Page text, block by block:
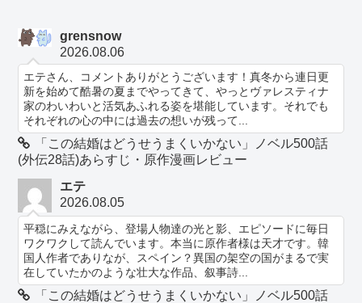
grensnow
2026.08.06
エテさん、コメントありがとうございます！真冬から連日更
新を始めて酷暑の夏までやってきて、やっとヴァレスティナ
家のわいわいと活気あふれる姿を堪能しています。それでも
それぞれの心の中には過去の想いが残って...
「この結婚はどうせうまくいかない」ノベル500話
(外伝28話)あらすじ・原作漫画レビュー
エテ
2026.08.05
平穏にみえながら、登場人物達の光と影、エピソードに毎日
ワクワクして読んでいます。本当に原作者様は天才です。韓
国人作者でありなが、スペイン？異国の架空の国がまるで実
在していたかのような壮大な作品、叙事詩...
「この結婚はどうせうまくいかない」ノベル500話